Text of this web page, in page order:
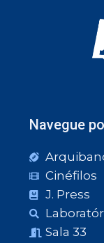
Navegue
Cinéfilos
J. Press
Sala 33